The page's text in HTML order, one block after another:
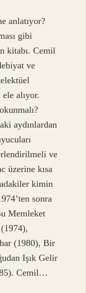
anlatıyor?
gibi
kitabı. Cemil
ve
alıyor.
aydınlardan
ve
üzerine kısa
kimin
sonra
Memleket
(1980), Bir
Işık Gelir
Cemil…